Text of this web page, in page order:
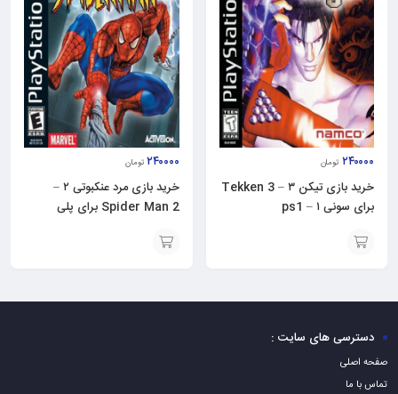
۲۴۰۰۰۰ تومان
خرید بازی تیکن ۳ – Tekken 3
برای سونی ۱ – ps1
۲۴۰۰۰۰ تومان
خرید بازی مرد عنکبوتی ۲ –
Spider Man 2 برای پلی
دسترسی های سایت :
صفحه اصلی
تماس با ما